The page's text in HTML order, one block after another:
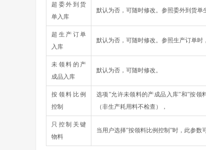
超委外到货
单入库
默认为否，可随时修改。参照委外到货单
超生产订单
入库
默认为否，可随时修改。参照生产订单时
未领料的产
成品入库
默认为否，可随时修改。
按领料比例
控制
选项”允许未领料的产成品入库”和”按
（非生产耗用料不检查），
只控制关键
物料
当用户选择”按领料比例控制”时，此参数